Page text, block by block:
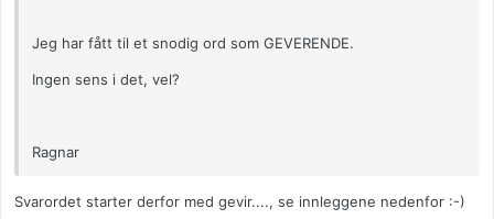
Jeg har fått til et snodig ord som GEVERENDE.
Ingen sens i det, vel?
Ragnar
Svarordet starter derfor med gevir...., se innleggene nedenfor :-)